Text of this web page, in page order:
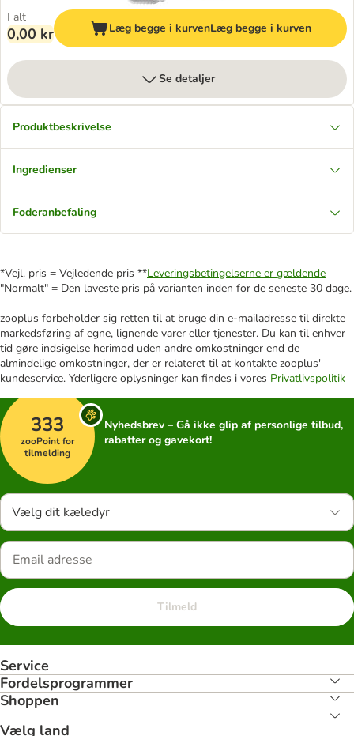
I alt
0,00 kr Læg begge i kurvenLæg begge i kurven
Se detaljer
Produktbeskrivelse
Ingredienser
Foderanbefaling
*Vejl. pris = Vejledende pris **Leveringsbetingelserne er gældende
"Normalt" = Den laveste pris på varianten inden for de seneste 30 dage.
zooplus forbeholder sig retten til at bruge din e-mailadresse til direkte
markedsføring af egne, lignende varer eller tjenester. Du kan til enhver
tid gøre indsigelse herimod uden andre omkostninger end de
almindelige omkostninger, der er relateret til at kontakte zooplus'
kundeservice. Yderligere oplysninger kan findes i vores Privatlivspolitik
333
zooPoint for
tilmelding
Nyhedsbrev – Gå ikke glip af personlige tilbud,
rabatter og gavekort!
Vælg dit kæledyr
Tilmeld
Service
Fordelsprogrammer
Shoppen
Vælg land